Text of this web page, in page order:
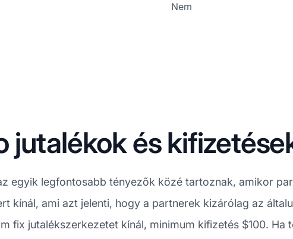
Nem
jutalékok és
egyik legfontosabb tényezők közé tartoznak, amikor
kínál, ami azt jelenti, hogy a partnerek kizárólag az
fix jutalékszerkezetet kínál, minimum kifizetés $100.